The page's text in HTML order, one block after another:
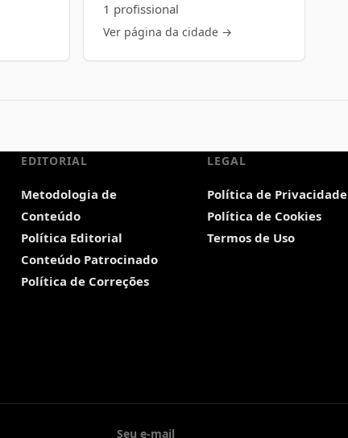
1 profissional
Ver página da cidade →
EDITORIAL
Metodologia de
Conteúdo
Política Editorial
Conteúdo Patrocinado
Política de Correções
LEGAL
Política de Privacidade
Política de Cookies
Termos de Uso
Seu e-mail